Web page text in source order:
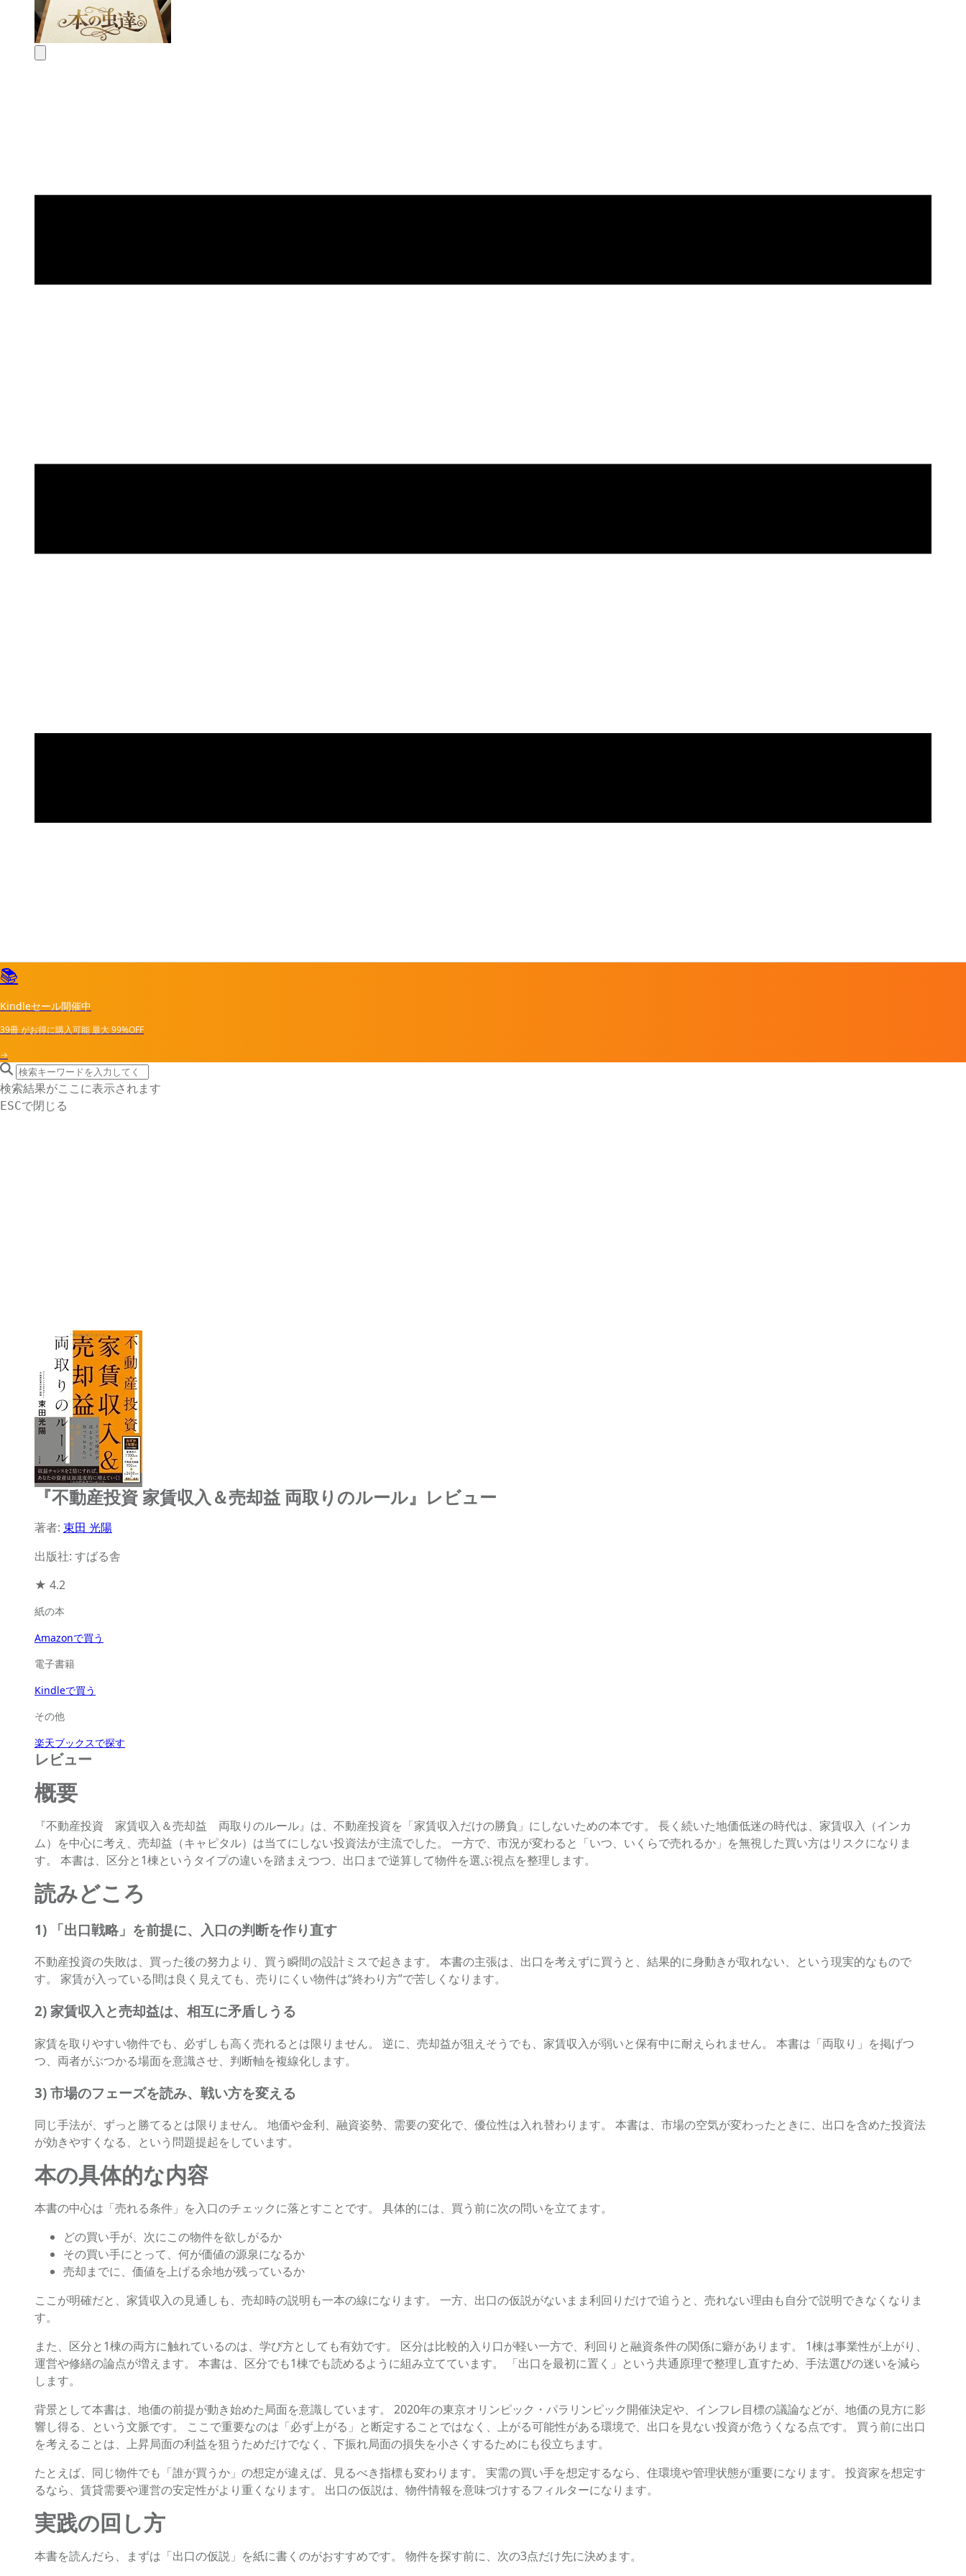
📚
Kindleセール開催中
39冊がお得に購入可能最大99%OFF
→
search icon
サイト内検索
検索結果がここに表示されます
ESCで閉じる
『不動産投資 家賃収入＆売却益 両取りのルール』レビュー
著者: 束田 光陽
出版社: すばる舎
★ 4.2
紙の本
Amazonで買う
電子書籍
Kindleで買う
その他
楽天ブックスで探す
レビュー
概要
『不動産投資 家賃収入＆売却益 両取りのルール』は、不動産投資を「家賃収入だけの勝負」にしないための本です。 長く続いた地価低迷の時代は、家賃収入（インカ
ム）を中心に考え、売却益（キャピタル）は当てにしない投資法が主流でした。 一方で、市況が変わると「いつ、いくらで売れるか」を無視した買い方はリスクになりま
す。 本書は、区分と1棟というタイプの違いを踏まえつつ、出口まで逆算して物件を選ぶ視点を整理します。
読みどころ
1) 「出口戦略」を前提に、入口の判断を作り直す
不動産投資の失敗は、買った後の努力より、買う瞬間の設計ミスで起きます。 本書の主張は、出口を考えずに買うと、結果的に身動きが取れない、という現実的なもので
す。 家賃が入っている間は良く見えても、売りにくい物件は“終わり方”で苦しくなります。
2) 家賃収入と売却益は、相互に矛盾しうる
家賃を取りやすい物件でも、必ずしも高く売れるとは限りません。 逆に、売却益が狙えそうでも、家賃収入が弱いと保有中に耐えられません。 本書は「両取り」を掲げつ
つ、両者がぶつかる場面を意識させ、判断軸を複線化します。
3) 市場のフェーズを読み、戦い方を変える
同じ手法が、ずっと勝てるとは限りません。 地価や金利、融資姿勢、需要の変化で、優位性は入れ替わります。 本書は、市場の空気が変わったときに、出口を含めた投資法
が効きやすくなる、という問題提起をしています。
本の具体的な内容
本書の中心は「売れる条件」を入口のチェックに落とすことです。 具体的には、買う前に次の問いを立てます。
どの買い手が、次にこの物件を欲しがるか
その買い手にとって、何が価値の源泉になるか
売却までに、価値を上げる余地が残っているか
ここが明確だと、家賃収入の見通しも、売却時の説明も一本の線になります。 一方、出口の仮説がないまま利回りだけで追うと、売れない理由も自分で説明できなくなりま
す。
また、区分と1棟の両方に触れているのは、学び方としても有効です。 区分は比較的入り口が軽い一方で、利回りと融資条件の関係に癖があります。 1棟は事業性が上がり、
運営や修繕の論点が増えます。 本書は、区分でも1棟でも読めるように組み立てています。 「出口を最初に置く」という共通原理で整理し直すため、手法選びの迷いを減ら
します。
背景として本書は、地価の前提が動き始めた局面を意識しています。 2020年の東京オリンピック・パラリンピック開催決定や、インフレ目標の議論などが、地価の見方に影
響し得る、という文脈です。 ここで重要なのは「必ず上がる」と断定することではなく、上がる可能性がある環境で、出口を見ない投資が危うくなる点です。 買う前に出口
を考えることは、上昇局面の利益を狙うためだけでなく、下振れ局面の損失を小さくするためにも役立ちます。
たとえば、同じ物件でも「誰が買うか」の想定が違えば、見るべき指標も変わります。 実需の買い手を想定するなら、住環境や管理状態が重要になります。 投資家を想定す
るなら、賃貸需要や運営の安定性がより重くなります。 出口の仮説は、物件情報を意味づけするフィルターになります。
実践の回し方
本書を読んだら、まずは「出口の仮説」を紙に書くのがおすすめです。 物件を探す前に、次の3点だけ先に決めます。